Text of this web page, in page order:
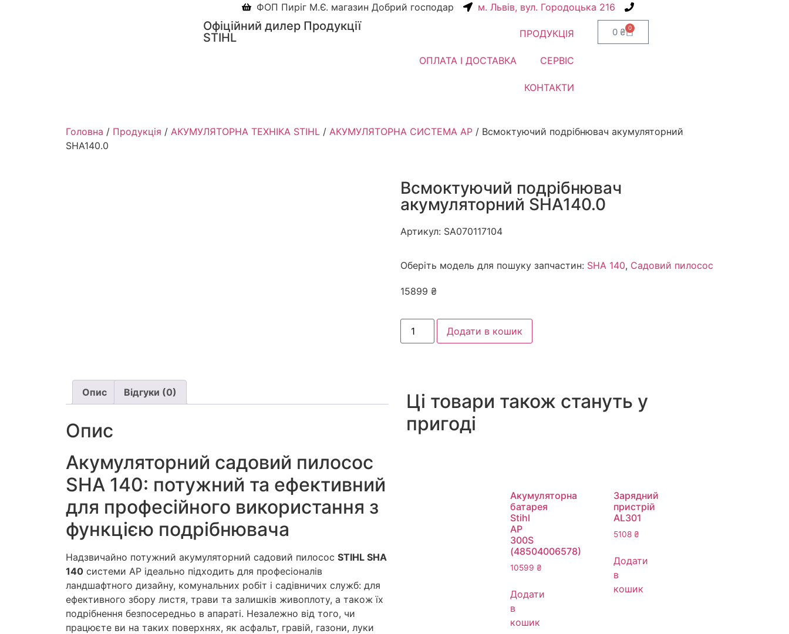
ФОП Пиріг М.Є. магазин Добрий господар м. Львів, вул. Городоцька 216
Офіційний дилер Продукції
STIHL
ПРОДУКЦІЯ
ОПЛАТА І ДОСТАВКА СЕРВІС
КОНТАКТИ
0 ₴ 0
Головна / Продукція / АКУМУЛЯТОРНА ТЕХНІКА STIHL / АКУМУЛЯТОРНА СИСТЕМА АР / Всмоктуючий подрібнювач акумуляторний
SHA140.0
Всмоктуючий подрібнювач
акумуляторний SHA140.0
Артикул: SA070117104
Оберіть модель для пошуку запчастин: SHA 140, Садовий пилосос
15899 ₴
Додати в кошик
Опис Відгуки (0)
Опис
Акумуляторний садовий пилосос
SHA 140: потужний та ефективний
для професійного використання з
функцією подрібнювача
Надзвичайно потужний акумуляторний садовий пилосос STIHL SHA
140 системи AP ідеально підходить для професіоналів
ландшафтного дизайну, комунальних робіт і садівничих служб: для
ефективного збору листя, трави та залишків живоплоту, а також їх
подрібнення безпосередньо в апараті. Незалежно від того, чи
працюєте ви на таких поверхнях, як асфальт, гравій, газони, луки
Ці товари також стануть у
пригоді
Акумуляторна
батарея
Stihl
AP
300S
(48504006578)
10599 ₴
Додати
в
кошик
Зарядний
пристрій
AL301
5108₴
Додати
в
кошик